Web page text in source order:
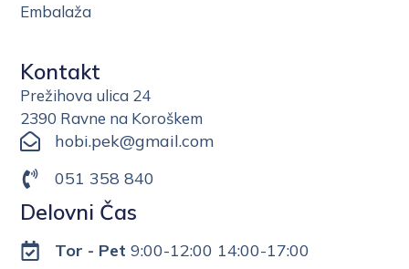
Embalaža
Kontakt
Prežihova ulica 24
2390 Ravne na Koroškem
hobi.pek@gmail.com
051 358 840
Delovni Čas
Tor - Pet 9:00-12:00 14:00-17:00